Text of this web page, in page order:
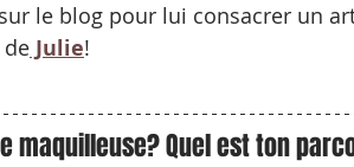
le blog pour lui consacrer un
Julie!
maquilleuse? Quel est ton